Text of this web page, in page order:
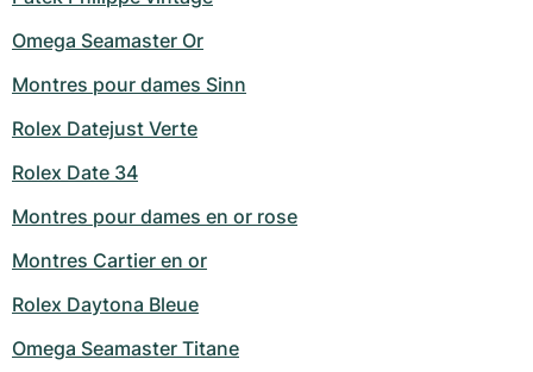
Milgauss
Oyster Perpetual
Yacht-Master
Sea-Dweller
Sky-Dweller
Montres pour femmes
Ronde
Rotonde
Tortue
Baignoire
Professional
Bentley
Transocean
Chronospace
Super Avenger
Formula 1
Grand Carrera
Montres d'occasion
Portofino
Portugieser
Spitfire
GST
Spirit of Big Bang
King Power
Montres d'occasion
Omega Seamaster Or
Montres pour dames Sinn
Rolex Datejust Verte
Rolex Date 34
Montres pour dames en or rose
Montres Cartier en or
Rolex Daytona Bleue
Omega Seamaster Titane